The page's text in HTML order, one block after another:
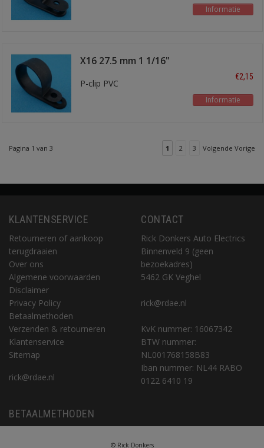
Informatie
X16 27.5 mm 1 1/16"
P-clip PVC
€2,15
Informatie
Pagina 1 van 3 1 2 3 Volgende Vorige
KLANTENSERVICE
Retourneren of aankoop
terugdraaien
Over ons
Algemene voorwaarden
Disclaimer
Privacy Policy
Betaalmethoden
Verzenden & retourneren
Klantenservice
Sitemap
rick@rdae.nl
CONTACT
Rick Donkers Auto Electrics
Binnenveld 9 (geen
bezoekadres)
5462 GK Veghel
rick@rdae.nl
KvK nummer: 16067342
BTW nummer:
NL001768158B83
Iban nummer: NL44 RABO
0122 6410 19
BETAALMETHODEN
© Rick Donkers